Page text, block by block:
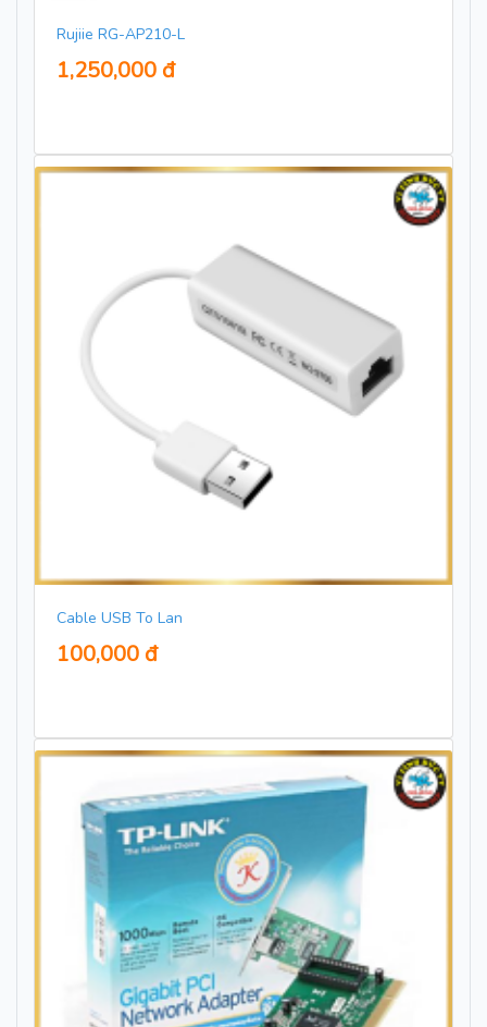
Rujiie RG-AP210-L
1,250,000 đ
Cable USB To Lan
100,000 đ